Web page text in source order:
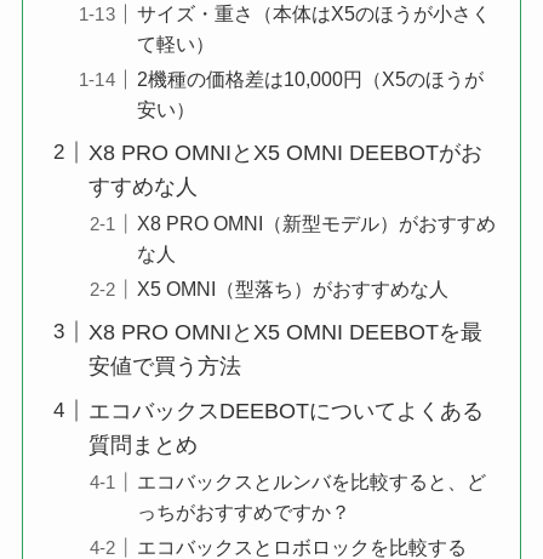
サイズ・重さ（本体はX5のほうが小さく
て軽い）
2機種の価格差は10,000円（X5のほうが
安い）
X8 PRO OMNIとX5 OMNI DEEBOTがお
すすめな人
X8 PRO OMNI（新型モデル）がおすすめ
な人
X5 OMNI（型落ち）がおすすめな人
X8 PRO OMNIとX5 OMNI DEEBOTを最
安値で買う方法
エコバックスDEEBOTについてよくある
質問まとめ
エコバックスとルンバを比較すると、ど
っちがおすすめですか？
エコバックスとロボロックを比較する